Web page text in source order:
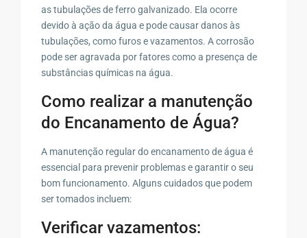
as tubulações de ferro galvanizado. Ela ocorre
devido à ação da água e pode causar danos às
tubulações, como furos e vazamentos. A corrosão
pode ser agravada por fatores como a presença de
substâncias químicas na água.
Como realizar a manutenção
do Encanamento de Água?
A manutenção regular do encanamento de água é
essencial para prevenir problemas e garantir o seu
bom funcionamento. Alguns cuidados que podem
ser tomados incluem:
Verificar vazamentos: